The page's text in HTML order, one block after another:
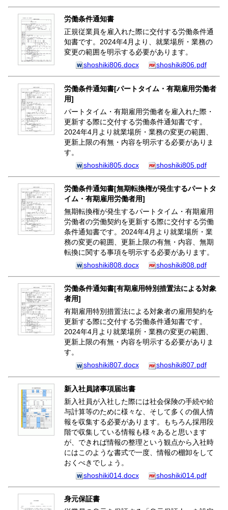
労働条件通知書
正規従業員を雇入れた際に交付する労働条件通
知書です。2024年4月より、就業場所・業務の
変更の範囲を明示する必要があります。
shoshiki806.docx
shoshiki806.pdf
労働条件通知書[パートタイム・有期雇用労働者
用]
パートタイム・有期雇用労働者を雇入れた際・
更新する際に交付する労働条件通知書です。
2024年4月より就業場所・業務の変更の範囲、
更新上限の有無・内容を明示する必要がありま
す。
shoshiki805.docx
shoshiki805.pdf
労働条件通知書[無期転換権が発生するパートタ
イム・有期雇用労働者用]
無期転換権が発生するパートタイム・有期雇用
労働者の労働契約を更新する際に交付する労働
条件通知書です。2024年4月より就業場所・業
務の変更の範囲、更新上限の有無・内容、無期
転換に関する事項を明示する必要があります。
shoshiki808.docx
shoshiki808.pdf
労働条件通知書[有期雇用特別措置法による対象
者用]
有期雇用特別措置法による対象者の雇用契約を
更新する際に交付する労働条件通知書です。
2024年4月より就業場所・業務の変更の範囲、
更新上限の有無・内容を明示する必要がありま
す。
shoshiki807.docx
shoshiki807.pdf
新入社員諸事項届出書
新入社員が入社した際には社会保険の手続や給
与計算等のために様々な、そして多くの個人情
報を収集する必要があります。もちろん採用段
階で収集している情報も様々あると思います
が、できれば情報の整理という観点から入社時
にはこのような書式で一度、情報の棚卸をして
おくべきでしょう。
shoshiki014.docx
shoshiki014.pdf
身元保証書